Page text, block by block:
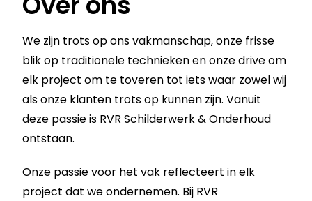
We zijn trots op ons vakmanschap, onze frisse
blik op traditionele technieken en onze drive om
elk project om te toveren tot iets waar zowel wij
als onze klanten trots op kunnen zijn. Vanuit
deze passie is RVR Schilderwerk & Onderhoud
ontstaan.
Onze passie voor het vak reflecteert in elk
project dat we ondernemen. Bij RVR